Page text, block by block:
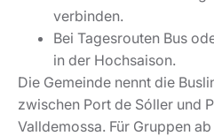
Deià Mallorca
Tag ohne Hektik
Eine gute Route durch Deià
Eile. Der Ort verträgt keine
ernst nimmt, plant Zeitfenster